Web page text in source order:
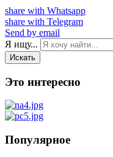
share with Whatsapp
share with Telegram
Send by email
Я ищу...
Искать
Это интересно
Популярное